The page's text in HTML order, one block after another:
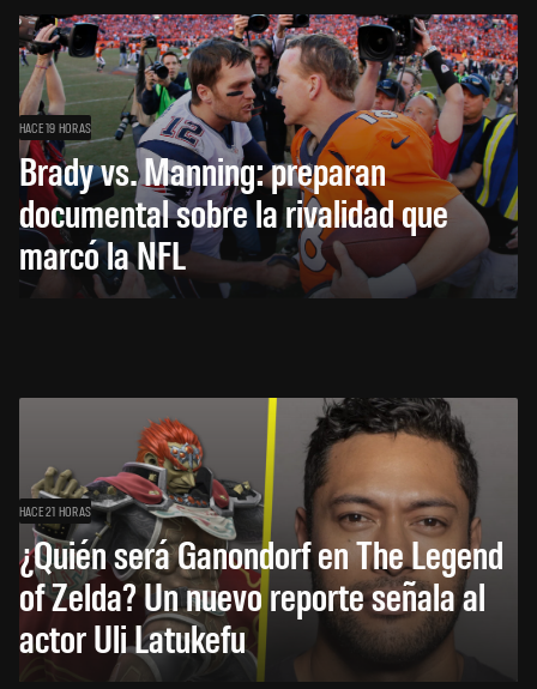
HACE 19 HORAS
Brady vs. Manning: preparan
documental sobre la rivalidad que
marcó la NFL
HACE 21 HORAS
¿Quién será Ganondorf en The Legend
of Zelda? Un nuevo reporte señala al
actor Uli Latukefu